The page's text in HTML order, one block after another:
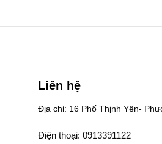
Liên hệ
Địa chỉ: 16 Phố Thịnh Yên-
Điện thoại: 0913391122